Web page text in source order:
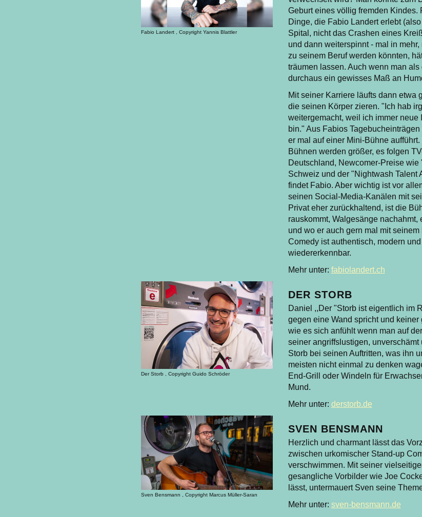
Fabio Landert , Copyright Yannis Blattler
Geburt eines völlig fremden
Dinge, die Fabio Landert erlebt
Spital, nicht das Crashen eines
und dann weiterspinnt - mal in
zu seinem Beruf werden könnten,
träumen lassen. Auch wenn man
durchaus ein gewisses Maß an
Mit seiner Karriere läufts dann etwa
die seinen Körper zieren. "Ich hab
weitergemacht, weil ich immer
bin." Aus Fabios
er mal auf einer Mini-Bühne
Bühnen werden größer, es folgen
Deutschland, Newcomer-Preise
Schweiz und der "Nightwash Talent
findet Fabio. Aber wichtig ist vor
seinen Social-Media-Kanälen mit
Privat eher zurückhaltend, ist die
rauskommt, Walgesänge
und wo er auch gern mal mit
Comedy ist authentisch, modern
wiedererkennbar.
Mehr unter: fabiolandert.ch
Der Storb , Copyright Guido Schröder
DER STORB
Daniel ,,Der "Storb ist eigentlich im
gegen eine Wand spricht und
wie es sich anfühlt wenn man auf
seiner angriffslustigen,
Storb bei seinen Auftritten, was ihn
meisten nicht einmal zu denken
End-Grill oder Windeln für
Mund.
Mehr unter: derstorb.de
Sven Bensmann , Copyright Marcus Müller-Saran
SVEN BENSMANN
Herzlich und charmant lässt das
zwischen urkomischer Stand-up
verschwimmen. Mit seiner
gesangliche Vorbilder wie Joe
lässt, untermauert Sven seine
Mehr unter: sven-bensmann.de